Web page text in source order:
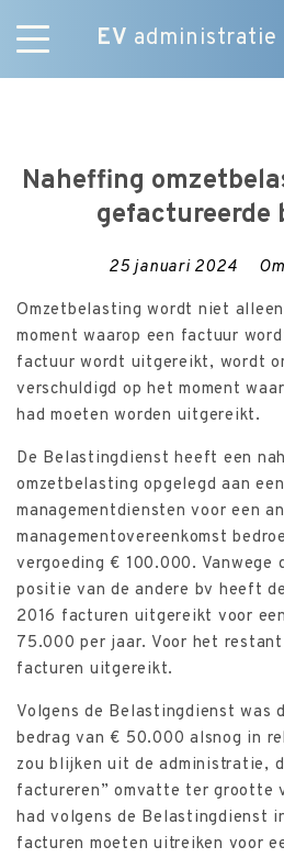
EV administratie
Skip
Nieuws
Vacatures
Naheffing
gefactureerde
25 januari 2024
Omzetbelasting wordt niet
moment waarop een factuur
factuur wordt uitgereikt, wordt
verschuldigd op het moment
had moeten worden uitgereikt.
De Belastingdienst heeft een
omzetbelasting opgelegd aan
managementdiensten voor een
managementovereenkomst
vergoeding € 100.000. Vanwege
positie van de andere bv heeft
2016 facturen uitgereikt voor
75.000 per jaar. Voor het
facturen uitgereikt.
Volgens de Belastingdienst was
bedrag van € 50.000 alsnog in
zou blijken uit de administratie,
factureren” omvatte ter grootte
had volgens de Belastingdienst
facturen moeten uitreiken voor